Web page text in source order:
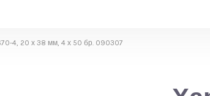
4, 20 х 38 мм, 4 х 50 бр. 090307